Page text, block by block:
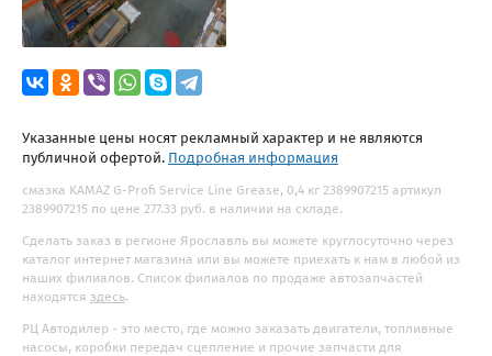
Указанные цены носят рекламный характер и не являются
публичной офертой. Подробная информация
смазка KAMAZ G-Profi Service Line Grease, 0,4 кг 2389907215 артикул
2389907215 по цене 277.33 руб. в наличии на складе.
Сделать заказ в регионе Ярославль вы можете круглосуточно через
каталог интернет магазина или вы можете приехать к нам в любой из
наших филиалов. Список филиалов по продаже автозапчастей
находятся здесь.
РЦ Автодилер - это место, где можно заказать двигатели, топливные
насосы, коробки передач сцепление и прочие запчасти для